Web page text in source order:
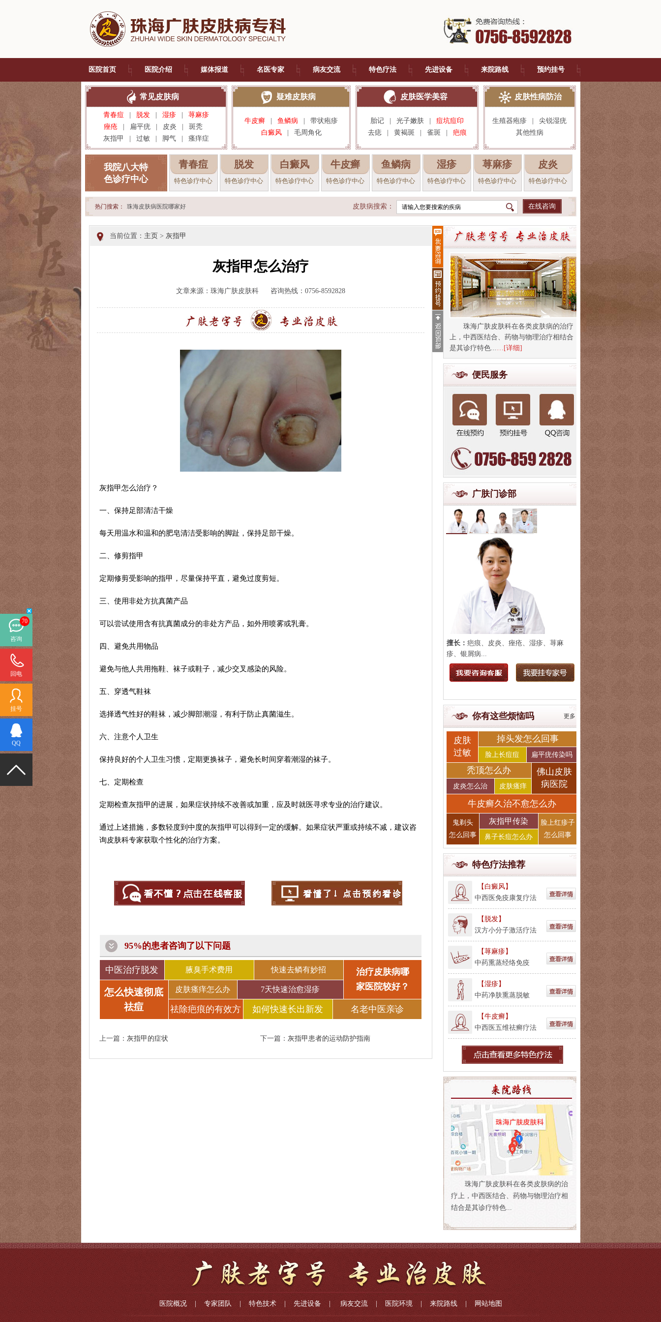
医院首页 医院介绍 媒体报道 名医专家 病友交流 特色疗法 先进设备 来院路线 预约挂号
常见皮肤病
青春痘 脱发 湿疹
荨麻疹
痤疮
扁平疣 皮炎
斑秃
灰指甲
过敏 脚气 瘙痒症
疑难皮肤病
牛皮癣 鱼鳞病
带状疱疹
白癜风
毛周角化
皮肤医学美容
胎记 光子嫩肤
痘坑痘印
去痣
黄褐斑 雀斑 疤痕
皮肤性病防治
生殖器疱疹
尖锐湿疣
其他性病
我院八大特
色诊疗中心
青春痘
特色诊疗中心
脱发
特色诊疗中心
白癜风
特色诊疗中心
牛皮癣
特色诊疗中心
鱼鳞病
特色诊疗中心
湿疹
特色诊疗中心
荨麻疹
特色诊疗中心
皮炎
特色诊疗中心
热门搜索： 珠海皮肤病医院哪家好 皮肤病搜索： 在线咨询
当前位置： 主页 > 灰指甲
灰指甲怎么治疗
文章来源：珠海广肤皮肤科 咨询热线：0756-8592828
灰指甲怎么治疗？
一、保持足部清洁干燥
每天用温水和温和的肥皂清洁受影响的脚趾，保持足部干燥。
二、修剪指甲
定期修剪受影响的指甲，尽量保持平直，避免过度剪短。
三、使用非处方抗真菌产品
可以尝试使用含有抗真菌成分的非处方产品，如外用喷雾或乳膏。
四、避免共用物品
避免与他人共用拖鞋、袜子或鞋子，减少交叉感染的风险。
五、穿透气鞋袜
选择透气性好的鞋袜，减少脚部潮湿，有利于防止真菌滋生。
六、注意个人卫生
保持良好的个人卫生习惯，定期更换袜子，避免长时间穿着潮湿的袜子。
七、定期检查
定期检查灰指甲的进展，如果症状持续不改善或加重，应及时就医寻求专业的治疗建议。
通过上述措施，多数轻度到中度的灰指甲可以得到一定的缓解。如果症状严重或持续不减，建议咨
询皮肤科专家获取个性化的治疗方案。
95%的患者咨询了以下问题
中医治疗脱发
怎么快速彻底
祛痘
腋臭手术费用
皮肤瘙痒怎么办
祛除疤痕的有效方
快速去鳞有妙招
7天快速治愈湿疹
如何快速长出新发
治疗皮肤病哪
家医院较好？
名老中医亲诊
上一篇： 灰指甲的症状 下一篇： 灰指甲患者的运动防护指南
珠海广肤皮肤科在各类皮肤病的治疗
上，中西医结合、药物与物理治疗相结合
是其诊疗特色...…[详细]
便民服务
广肤门诊部
擅长： 疤痕、皮炎、痤疮、湿疹、荨麻
疹、银屑病...
你有这些烦恼吗 更多
皮肤
过敏
掉头发怎么回事
脸上长痘痘 扁平疣传染吗
秃顶怎么办
皮炎怎么治 皮肤瘙痒
佛山皮肤
病医院
牛皮癣久治不愈怎么办
鬼剃头
怎么回事
灰指甲传染
鼻子长痘怎么办
脸上红疹子
怎么回事
特色疗法推荐
【白癜风】
中西医免疫康复疗法
【脱发】
汉方小分子激活疗法
【荨麻疹】
中药熏蒸经络免疫
【湿疹】
中药净肤熏蒸脱敏
【牛皮癣】
中西医五维祛癣疗法
珠海广肤皮肤科在各类皮肤病的治
疗上，中西医结合、药物与物理治疗相
结合是其诊疗特色...
医院概况 专家团队 特色技术 先进设备 病友交流 医院环境 来院路线 网站地图
70
咨询
回电
挂号
QQ